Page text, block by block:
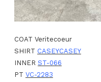
COAT Veritecoeur
SHIRT CASEYCASEY
INNER ST-066
PT VC-2283